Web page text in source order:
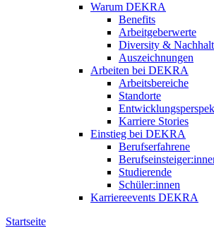
Warum DEKRA
Benefits
Arbeitgeberwerte
Diversity &
Auszeichnungen
Arbeiten bei DEKRA
Arbeitsbereiche
Standorte
Karriere Stories
Einstieg bei DEKRA
Berufserfahrene
Studierende
Schüler:innen
Karriereevents DEKRA
Startseite